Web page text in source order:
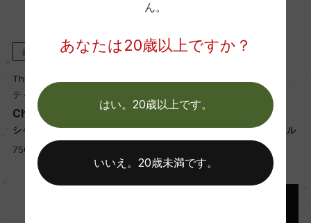
ー
醗酵・熟成
醗酵：コンクリートタンク、ステンレスタンク
熟成：オーク樽熟成12ー16カ月(大樽と一部225L、
1/3新樽)
赤 2020
Thienpont Family
ティエンポン・ファミリー
Chateau Alcee
シャトー・アルセ
750ml, 6,300 yen
赤 2018
ティエンポン・ファミリー
Chateau Croix du Trale
シャトー・クロワ・デュ・トラル
ん。
あなたは20歳以上ですか？
はい。20歳以上です。
いいえ。20歳未満です。